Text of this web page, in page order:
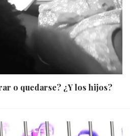
o quedarse? ¿Y los hijos?